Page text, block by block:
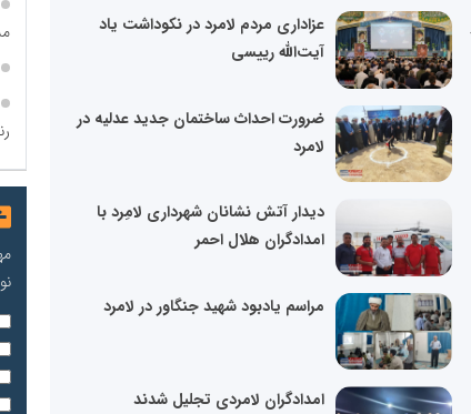
عزاداری مردم لامرد در نکوداشت یاد
آیت‌الله رییسی
ضرورت احداث ساختمان جدید عدلیه در
لامرد
دیدار آتش نشانان شهرداری لامِرد با
امدادگران هلال احمر
مراسم یادبود شهید جنگاور در لامرد
امدادگران لامردی تجلیل شدند